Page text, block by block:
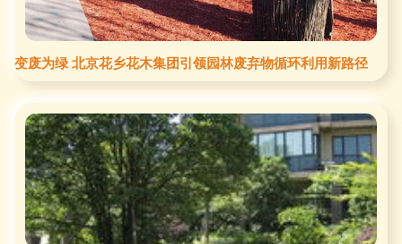
变废为绿 北京花乡花木集团引领园林废弃物循环利用新路径